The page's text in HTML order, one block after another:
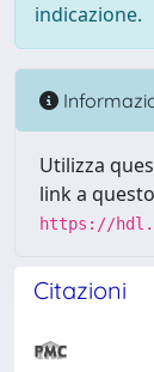
indicazione.
Utilizza
link a
https://
Citazioni